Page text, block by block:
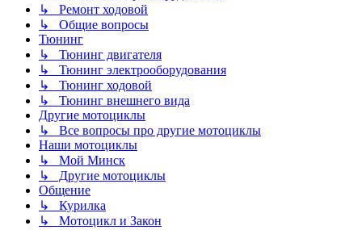
↳ Ремонт ходовой
↳ Общие вопросы
Тюнинг
↳ Тюнинг двигателя
↳ Тюнинг электрооборудования
↳ Тюнинг ходовой
↳ Тюнинг внешнего вида
Другие мотоциклы
↳ Все вопросы про другие мотоциклы
Наши мотоциклы
↳ Мой Минск
↳ Другие мотоциклы
Общение
↳ Курилка
↳ Мотоцикл и Закон